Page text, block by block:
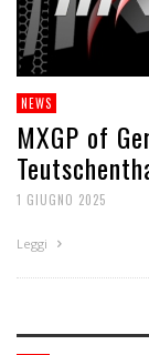
NEWS
MXGP of
1 GIUGNO 2025
Leggi